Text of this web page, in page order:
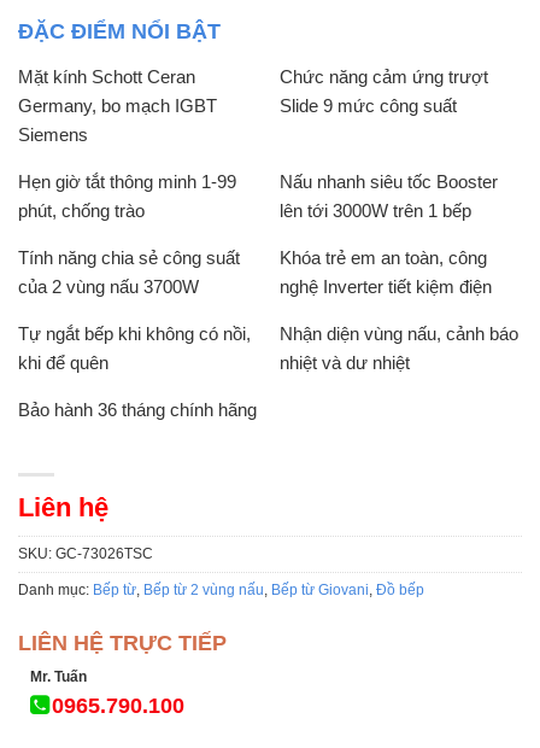
ĐẶC ĐIỂM NỔI BẬT
Mặt kính Schott Ceran
Germany, bo mạch IGBT
Siemens
Chức năng cảm ứng trượt
Slide 9 mức công suất
Hẹn giờ tắt thông minh 1-99
phút, chống trào
Nấu nhanh siêu tốc Booster
lên tới 3000W trên 1 bếp
Tính năng chia sẻ công suất
của 2 vùng nấu 3700W
Khóa trẻ em an toàn, công
nghệ Inverter tiết kiệm điện
Tự ngắt bếp khi không có nồi,
khi để quên
Nhận diện vùng nấu, cảnh báo
nhiệt và dư nhiệt
Bảo hành 36 tháng chính hãng
Liên hệ
SKU: GC-73026TSC
Danh mục: Bếp từ Bếp từ 2 vùng nấu Bếp từ Giovani Đồ bếp
LIÊN HỆ TRỰC TIẾP
Mr. Tuấn
0965.790.100